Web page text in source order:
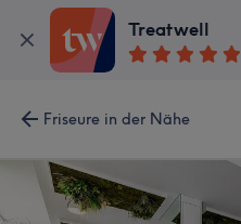
Treatwell
Friseure in der Nähe